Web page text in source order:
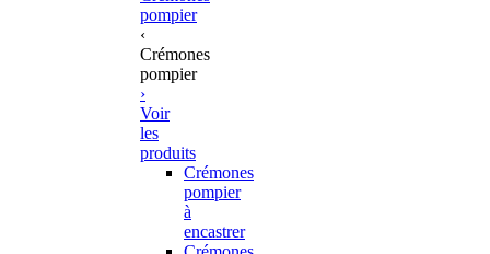
pompier
‹
Crémones
pompier
›
Voir
les
produits
Crémones
pompier
à
encastrer